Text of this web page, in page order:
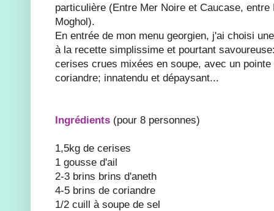
particulière (Entre Mer Noire et Caucase,
Moghol).
En entrée de mon menu georgien, j'ai choisi
à la recette simplissime et pourtant
cerises crues mixées en soupe, avec un pointe
coriandre; innatendu et dépaysant...
Ingrédients (pour 8 personnes)
1,5kg de cerises
1 gousse d'ail
2-3 brins brins d'aneth
4-5 brins de coriandre
1/2 cuill à soupe de sel